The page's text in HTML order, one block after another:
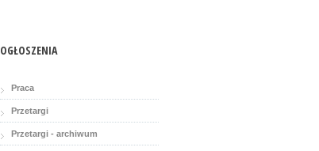
OGŁOSZENIA
Praca
Przetargi
Przetargi - archiwum